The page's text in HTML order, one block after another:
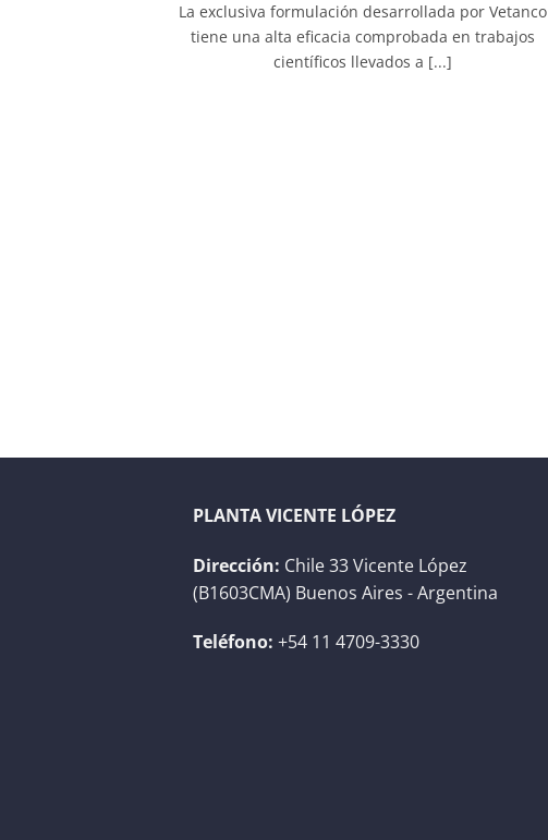
La exclusiva formulación desarrollada por Vetanco
tiene una alta eficacia comprobada en trabajos
científicos llevados a [...]
PLANTA VICENTE LÓPEZ
Dirección: Chile 33 Vicente López
(B1603CMA) Buenos Aires - Argentina
Teléfono: +54 11 4709-3330